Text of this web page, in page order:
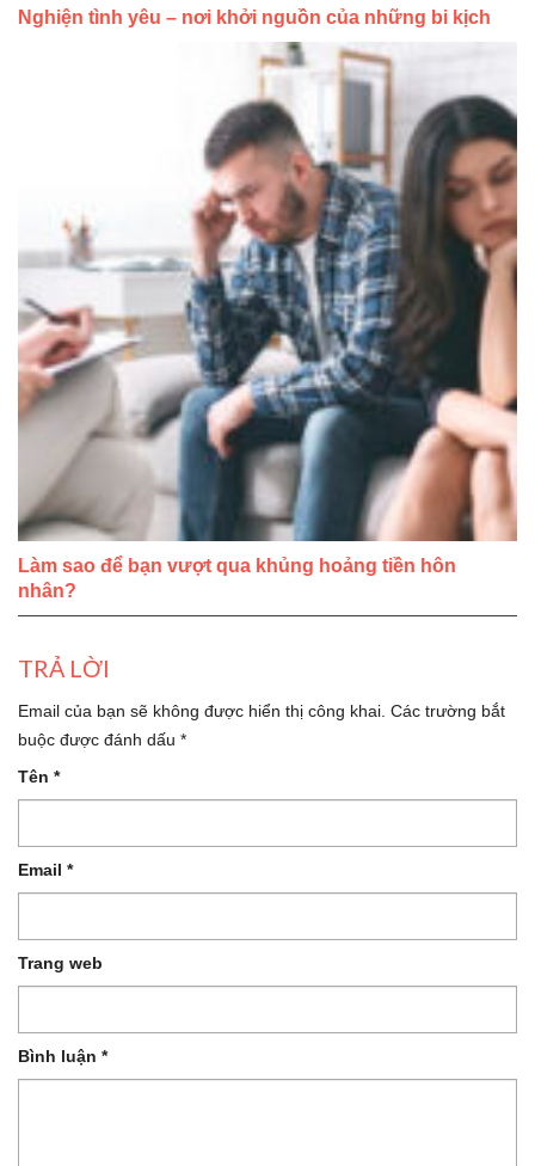
Nghiện tình yêu – nơi khởi nguồn của những bi kịch
Làm sao để bạn vượt qua khủng hoảng tiền hôn
nhân?
TRẢ LỜI
Email của bạn sẽ không được hiển thị công khai. Các trường bắt
buộc được đánh dấu *
Tên *
Email *
Trang web
Bình luận *